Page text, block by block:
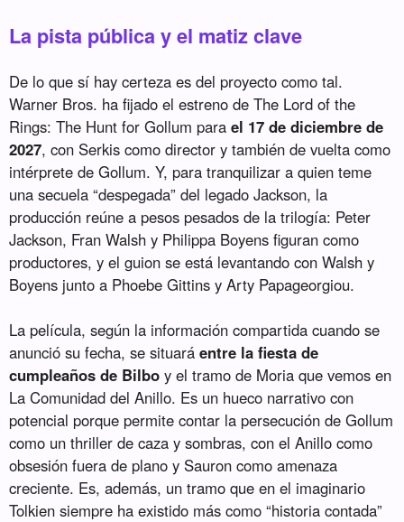
La pista pública y el matiz clave
De lo que sí hay certeza es del proyecto como tal.
Warner Bros. ha fijado el estreno de The Lord of the
Rings: The Hunt for Gollum parael 17 de diciembre de
2027, con Serkis como director y también de vuelta como
intérprete de Gollum. Y, para tranquilizar a quien teme
una secuela “despegada” del legado Jackson, la
producción reúne a pesos pesados de la trilogía: Peter
Jackson, Fran Walsh y Philippa Boyens figuran como
productores, y el guion se está levantando con Walsh y
Boyens junto a Phoebe Gittins y Arty Papageorgiou.
La película, según la información compartida cuando se
anunció su fecha, se situaráentre la fiesta de
cumpleaños de Bilbo y el tramo de Moria que vemos en
La Comunidad del Anillo. Es un hueco narrativo con
potencial porque permite contar la persecución de Gollum
como un thriller de caza y sombras, con el Anillo como
obsesión fuera de plano y Sauron como amenaza
creciente. Es, además, un tramo que en el imaginario
Tolkien siempre ha existido más como “historia contada”